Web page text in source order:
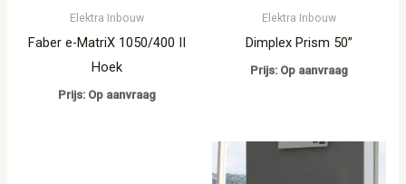
Elektra Inbouw
Faber e-MatriX 1050/400 II
Hoek
Prijs: Op aanvraag
Elektra Inbouw
Dimplex Prism 50”
Prijs: Op aanvraag